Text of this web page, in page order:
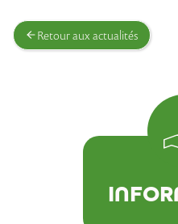
Retour aux actualités